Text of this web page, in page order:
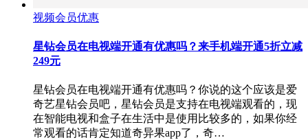
视频会员优惠
星钻会员在电视端开通有优惠吗？来手机端开通5折立减
249元
星钻会员在电视端开通有优惠吗？你说的这个应该是爱
奇艺星钻会员吧，星钻会员是支持在电视端观看的，现
在智能电视和盒子在生活中是使用比较多的，如果你经
常观看的话肯定知道奇异果app了，奇…